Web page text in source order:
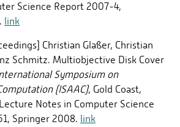
Science Report 2007-4,
link
Christian Glaßer, Christian
Schmitz. Multiobjective Disk Cover
Symposium on
(ISAAC), Gold Coast,
Notes in Computer Science
Springer 2008. link